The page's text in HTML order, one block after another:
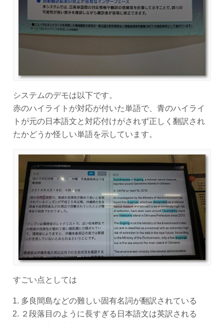
システムのデモは以下です。
赤のハイライトが対応が付いた単語で、青のハイライ
トが元の日本語文と対応付けがされず正しく翻訳され
たかどうか怪しい単語を示しています。
すごい点としては
多良間島などの難しい固有名詞が翻訳されている
２段落目のように長すぎる日本語文は英訳される